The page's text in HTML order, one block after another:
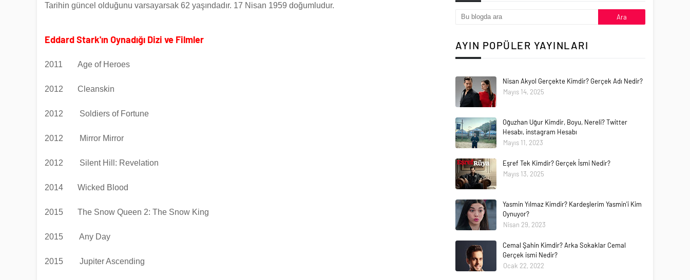
Tarihin güncel olduğunu varsayarsak 62 yaşındadır. 17 Nisan 1959 doğumludur.
Eddard Stark'ın Oynadığı Dizi ve Filmler
2011 Age of Heroes
2012 Cleanskin
2012 Soldiers of Fortune
2012 Mirror Mirror
2012 Silent Hill: Revelation
2014 Wicked Blood
2015 The Snow Queen 2: The Snow King
2015 Any Day
2015 Jupiter Ascending
AYIN POPÜLER YAYINLARI
Nisan Akyol Gerçekte Kimdir? Gerçek Adı Nedir?
Mayıs 14, 2025
Oğuzhan Uğur Kimdir, Boyu, Nereli? Twitter
Hesabı, instagram Hesabı
Mayıs 11, 2023
Eşref Tek Kimdir? Gerçek İsmi Nedir?
Mayıs 13, 2025
Yasmin Yılmaz Kimdir? Kardeşlerim Yasmin'i Kim
Oynuyor?
Nisan 29, 2023
Cemal Şahin Kimdir? Arka Sokaklar Cemal
Gerçek ismi Nedir?
Ocak 22, 2022